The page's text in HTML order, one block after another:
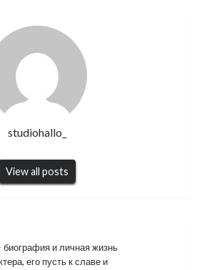
studiohallo_
View all posts
и личная жизнь
его пусть к славе и